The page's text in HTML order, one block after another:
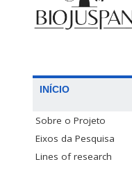
INÍCIO
Sobre o Projeto
Eixos da Pesquisa
Lines of research